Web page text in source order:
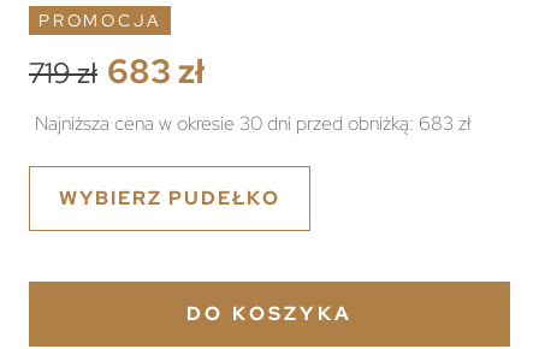
PROMOCJA
719 zł 683 zł
Najniższa cena w okresie 30 dni przed obniżką: 683 zł
WYBIERZ PUDEŁKO
DO KOSZYKA